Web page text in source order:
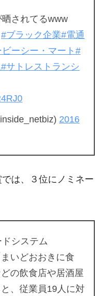
されてるwww
#ブラック企業#電通
ーシー・マート#
#サトレストランシ
2016
は、３位にノミネー
システム
いどおおきに食
の飲食店や居酒屋
、従業員19人に対